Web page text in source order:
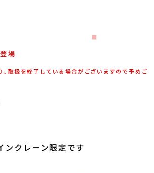
場
取扱を終了している場合がございますので予めご
ンクレーン限定です